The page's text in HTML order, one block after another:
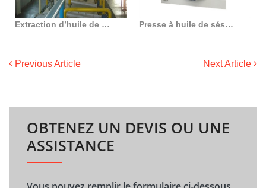
Extraction d’huile de vis de machine de presse à huile automatique à faible bruit de la Chine Presse à huile de sésame pour agrandissement du pénis au Burundi
Previous Article Next Article
OBTENEZ UN DEVIS OU UNE
ASSISTANCE